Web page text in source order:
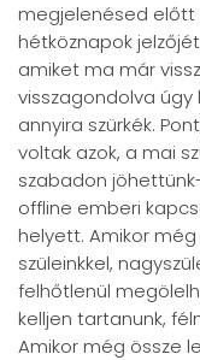
megjelenésed előtt
hétköznapok
amiket ma már
visszagondolva úgy
annyira szürkék.
voltak azok, a mai
szabadon
offline emberi
helyett. Amikor
szüleinkkel,
felhőtlenül
kelljen tartanunk,
Amikor még össze